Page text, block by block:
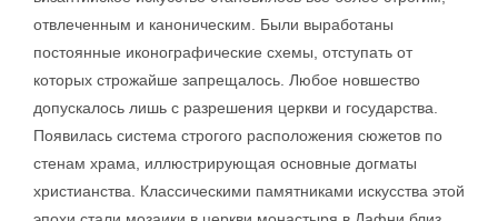
отвлеченным и каноническим. Были выработаны
постоянные иконографические схемы, отступать от
которых строжайше запрещалось. Любое новшество
допускалось лишь с разрешения церкви и государства.
Появилась система строгого расположения сюжетов по
стенам храма, иллюстрирующая основные догматы
христианства. Классическими памятниками искусства этой